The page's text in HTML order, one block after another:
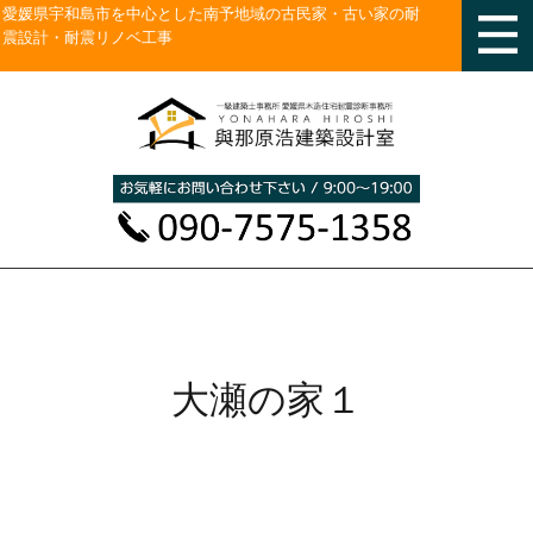
愛媛県宇和島市を中心とした南予地域の古民家・古い家の耐
震設計・耐震リノベ工事
大瀬の家１